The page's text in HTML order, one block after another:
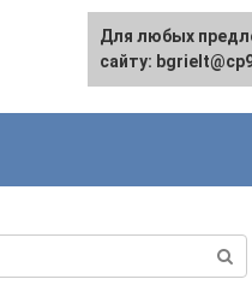
English
Для любых
сайту: